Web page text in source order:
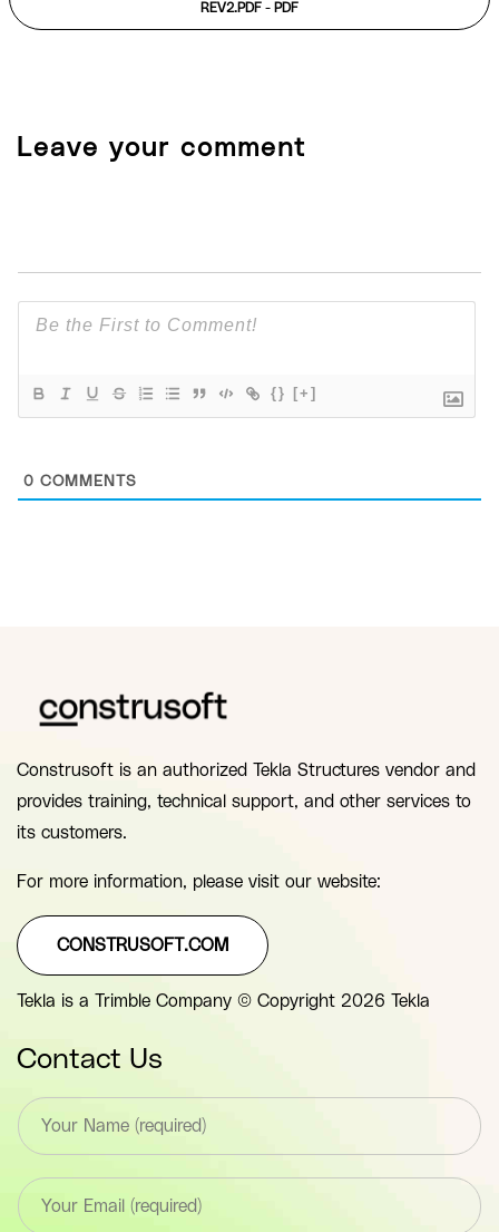
REV2.PDF - PDF
Leave your comment
{} [+]
0 COMMENTS
Construsoft is an authorized Tekla Structures vendor and
provides training, technical support, and other services to
its customers.
For more information, please visit our website:
CONSTRUSOFT.COM
Tekla is a Trimble Company © Copyright 2026 Tekla
Contact Us
T
e
x
*
F
E
m